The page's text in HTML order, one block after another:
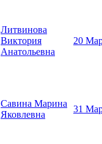
Литвинова
Виктория
Анатольевна
20
Савина Марина
Яковлевна
31